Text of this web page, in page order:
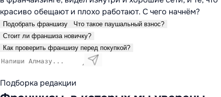
красиво обещают и плохо работают. С чего начнём?
Подобрать франшизу
Что такое паушальный взнос?
Стоит ли франшиза новичку?
Как проверить франшизу перед покупкой?
Подборка редакции